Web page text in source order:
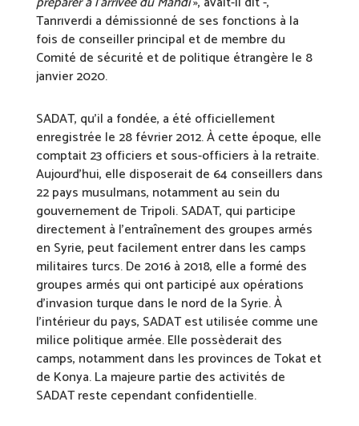
Tanrıverdi a démissionné de ses fonctions à la
fois de conseiller principal et de membre du
Comité de sécurité et de politique étrangère le 8
janvier 2020.
SADAT, qu’il a fondée, a été officiellement
enregistrée le 28 février 2012. À cette époque, elle
comptait 23 officiers et sous-officiers à la retraite.
Aujourd’hui, elle disposerait de 64 conseillers dans
22 pays musulmans, notamment au sein du
gouvernement de Tripoli. SADAT, qui participe
directement à l’entraînement des groupes armés
en Syrie, peut facilement entrer dans les camps
militaires turcs. De 2016 à 2018, elle a formé des
groupes armés qui ont participé aux opérations
d’invasion turque dans le nord de la Syrie. À
l’intérieur du pays, SADAT est utilisée comme une
milice politique armée. Elle possèderait des
camps, notamment dans les provinces de Tokat et
de Konya. La majeure partie des activités de
SADAT reste cependant confidentielle.